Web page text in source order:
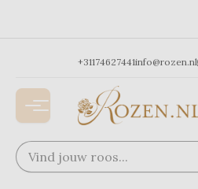
+31174627441info@rozen.nl